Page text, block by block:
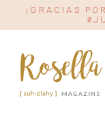
¡GRACIAS